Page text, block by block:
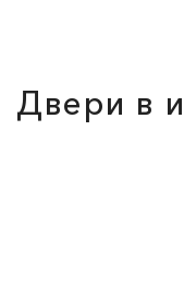
Двери в